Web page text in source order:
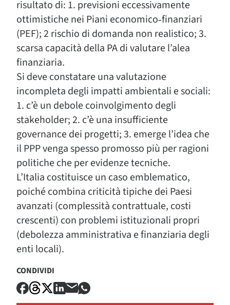
risultato di: 1. previsioni eccessivamente
ottimistiche nei Piani economico‑finanziari
(PEF); 2 rischio di domanda non realistico; 3.
scarsa capacità della PA di valutare l’alea
finanziaria.
Si deve constatare una valutazione
incompleta degli impatti ambientali e sociali:
1. c’è un debole coinvolgimento degli
stakeholder; 2. c’è una insufficiente
governance dei progetti; 3. emerge l’idea che
il PPP venga spesso promosso più per ragioni
politiche che per evidenze tecniche.
L’Italia costituisce un caso emblematico,
poiché combina criticità tipiche dei Paesi
avanzati (complessità contrattuale, costi
crescenti) con problemi istituzionali propri
(debolezza amministrativa e finanziaria degli
enti locali).
CONDIVIDI